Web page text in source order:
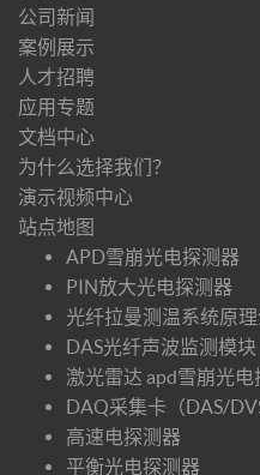
公司新闻
案例展示
人才招聘
应用专题
文档中心
为什么选择我们？
演示视频中心
站点地图
APD雪崩光电探测器
PIN放大光电探测器
光纤拉曼测温系统原
DAS光纤声波监测模块
激光雷达 apd雪崩光
DAQ采集卡（DAS/
高速电探测器
平衡光电探测器